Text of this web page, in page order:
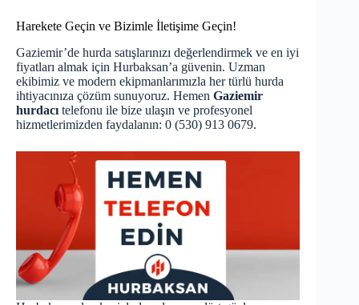
Harekete Geçin ve Bizimle İletişime Geçin!
Gaziemir’de hurda satışlarınızı değerlendirmek ve en iyi
fiyatları almak için Hurbaksan’a güvenin. Uzman
ekibimiz ve modern ekipmanlarımızla her türlü hurda
ihtiyacınıza çözüm sunuyoruz. Hemen Gaziemir
hurdacı telefonu ile bize ulaşın ve profesyonel
hizmetlerimizden faydalanın: 0 (530) 913 0679.